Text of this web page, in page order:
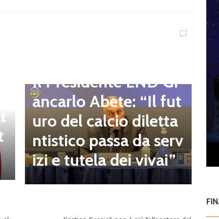
Il Presidente LND Gi
ancarlo Abete: “Il fut
uro del calcio diletta
ntistico passa da serv
izi e tutela dei vivai”